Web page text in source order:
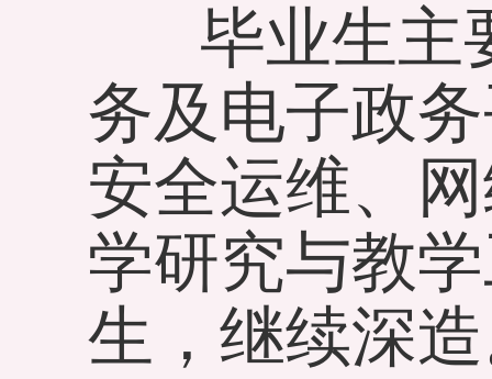
毕业生主
务及电子政
安全运维、
学研究与教
生，继续深